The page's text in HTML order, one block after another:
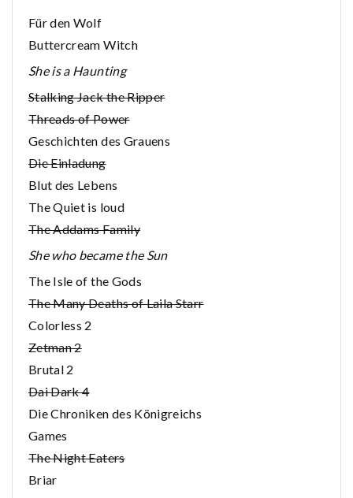
Für den Wolf
Buttercream Witch
She is a Haunting
Stalking Jack the Ripper
Threads of Power
Geschichten des Grauens
Die Einladung
Blut des Lebens
The Quiet is loud
The Addams Family
She who became the Sun
The Isle of the Gods
The Many Deaths of Laila Starr
Colorless 2
Zetman 2
Brutal 2
Dai Dark 4
Die Chroniken des Königreichs
Games
The Night Eaters
Briar